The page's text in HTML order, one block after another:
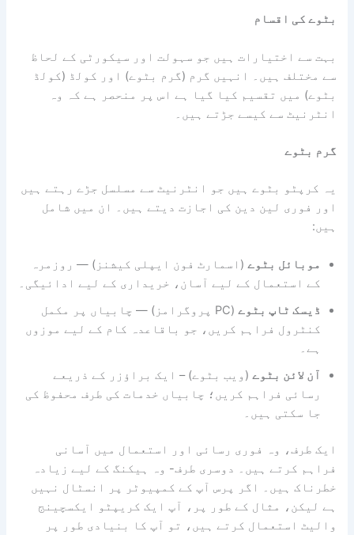
بٹوے کی اقسام
بہت سے اختیارات ہیں جو سہولت اور سیکورٹی کے لحاظ
سے مختلف ہیں۔ انہیں گرم (گرم بٹوے) اور کولڈ (کولڈ
بٹوے) میں تقسیم کیا گیا ہے اس پر منحصر ہے کہ وہ
انٹرنیٹ سے کیسے جڑتے ہیں۔
گرم بٹوے
یہ کرپٹو بٹوے ہیں جو انٹرنیٹ سے مسلسل جڑے رہتے ہیں
اور فوری لین دین کی اجازت دیتے ہیں۔ ان میں شامل
ہیں:
موبائل بٹوے (اسمارٹ فون ایپلی کیشنز) — روزمرہ
کے استعمال کے لیے آسان، خریداری کے لیے ادائیگی۔
ڈیسک ٹاپ بٹوے
(PC پروگرامز) — چابیاں پر مکمل
کنٹرول فراہم کریں، جو باقاعدہ کام کے لیے موزوں
ہے۔
آن لائن بٹوے (ویب بٹوے) – ایک براؤزر کے ذریعے
رسائی فراہم کریں؛ چابیاں خدمات کی طرف محفوظ کی
جا سکتی ہیں۔
ایک طرف، وہ فوری رسائی اور استعمال میں آسانی
فراہم کرتے ہیں۔ دوسری طرف- وہ ہیکنگ کے لیے زیادہ
خطرناک ہیں۔ اگر پرس آپ کے کمپیوٹر پر انسٹال نہیں
ہے لیکن، مثال کے طور پر، آپ ایک کریپٹو ایکسچینج
والیٹ استعمال کرتے ہیں، تو آپ کا بنیادی طور پر